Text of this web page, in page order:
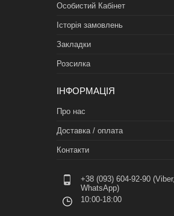
Особистий Кабінет
Історія замовлень
Закладки
Розсилка
ІНФОРМАЦІЯ
Про нас
Доставка / оплата
Контакти
+38 (093) 604-92-90 (Viber,
WhatsApp)
10:00-18:00